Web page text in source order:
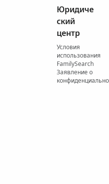
Юридиче
ский
центр
Условия
использования
FamilySearch
Заявление о